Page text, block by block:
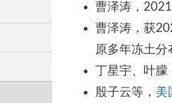
曹泽涛，
曹泽涛，获
原多年冻土分
丁星宇、叶朦
殷子云等， 美